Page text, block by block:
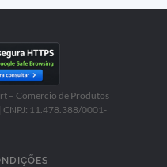
– Comercio de Produtos
CNPJ: 11.478.388/0001-